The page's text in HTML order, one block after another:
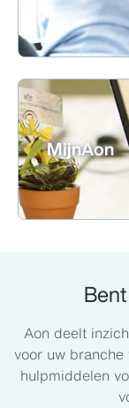
MijnAon
Aon deelt
voor uw branche
hulpmiddelen